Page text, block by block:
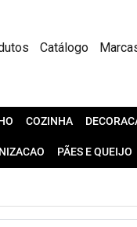
Catálogo
COZINHA
PÃES E QUEIJO